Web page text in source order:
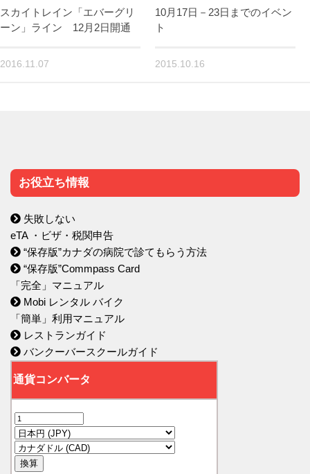
スカイトレイン「エバーグリ
ーン」ライン 12月2日開通
2016.11.07
10月17日－23日までのイベン
ト
2015.10.16
お役立ち情報
失敗しない
eTA ・ビザ・税関申告
“保存版”カナダの病院で診てもらう方法
“保存版”Commpass Card
「完全」マニュアル
Mobi レンタル バイク
「簡単」利用マニュアル
レストランガイド
バンクーバースクールガイド